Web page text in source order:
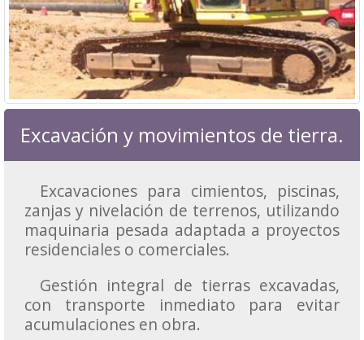
Excavación y movimientos de tierra.
Excavaciones para cimientos, piscinas,
zanjas y nivelación de terrenos, utilizando
maquinaria pesada adaptada a proyectos
residenciales o comerciales.
Gestión integral de tierras excavadas,
con transporte inmediato para evitar
acumulaciones en obra.